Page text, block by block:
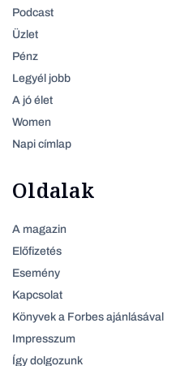
Podcast
Üzlet
Pénz
Legyél jobb
A jó élet
Women
Napi címlap
Oldalak
A magazin
Előfizetés
Esemény
Kapcsolat
Könyvek a Forbes ajánlásával
Impresszum
Így dolgozunk